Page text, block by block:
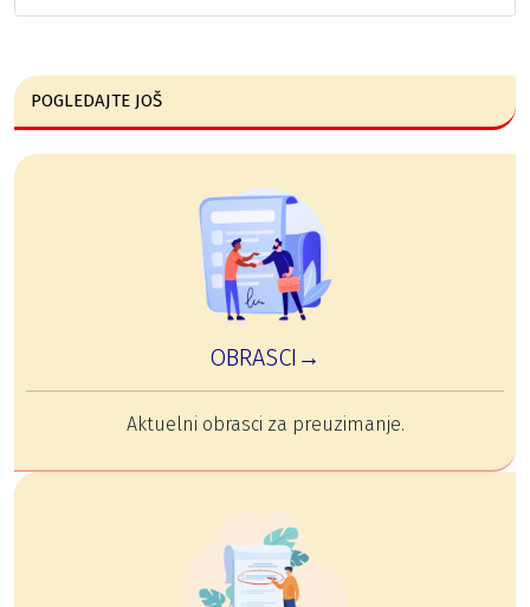
POGLEDAJTE JOŠ
OBRASCI→
Aktuelni obrasci za preuzimanje.